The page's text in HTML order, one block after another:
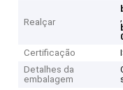
Realçar
,
Certificação
Detalhes da
embalagem